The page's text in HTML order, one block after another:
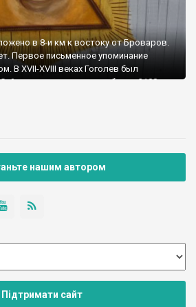
в 8-и км к востоку от Броваров.
Первое письменное упоминание
В XVII-XVIII веках Гоголев был
в селе проживает более 2100
нашим автором
Підтримати сайт